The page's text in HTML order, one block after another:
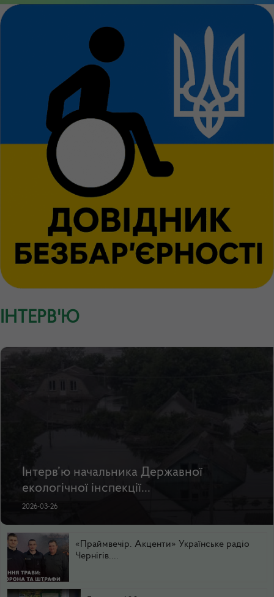
ІНТЕРВ'Ю
Інтерв’ю начальника Державної
екологічної інспекції...
2026-03-26
«Праймвечір. Акценти» Українське радіо
Чернігів....